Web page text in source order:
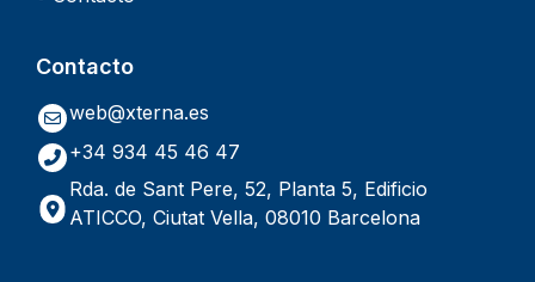
Contacto
web@xterna.es
+34 934 45 46 47
Rda. de Sant Pere, 52, Planta 5, Edificio
ATICCO, Ciutat Vella, 08010 Barcelona